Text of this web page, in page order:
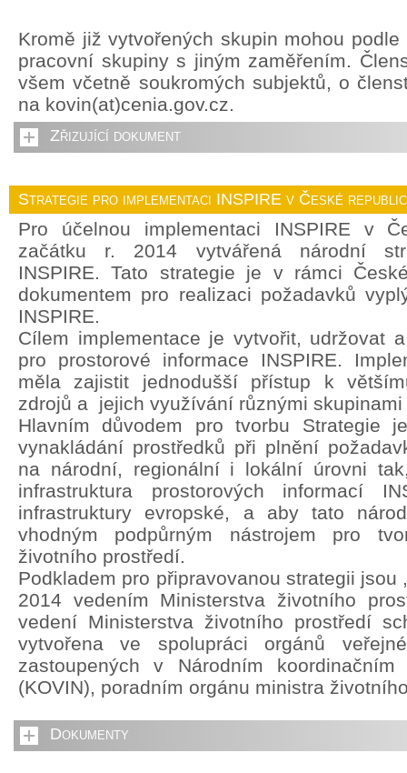
Kromě již vytvořených skupin mohou
pracovní skupiny s jiným zaměřením.
všem včetně soukromých subjektů, o
na kovin(at)cenia.gov.cz.
Zřizující dokument
Strategie pro implementaci INSPIRE v České
Pro účelnou implementaci INSPIRE v
začátku r. 2014 vytvářená národní
INSPIRE. Tato strategie je v rámci
dokumentem pro realizaci požadavků
INSPIRE.
Cílem implementace je vytvořit, udržovat
pro prostorové informace INSPIRE.
měla zajistit jednodušší přístup k
zdrojů a jejich využívání různými skupinami
Hlavním důvodem pro tvorbu Strategie
vynakládání prostředků při plnění
na národní, regionální i lokální úrovni
infrastruktura prostorových informací
infrastruktury evropské, a aby tato
vhodným podpůrným nástrojem pro
životního prostředí.
Podkladem pro připravovanou strategii jsou
2014 vedením Ministerstva životního
vedení Ministerstva životního prostředí
vytvořena ve spolupráci orgánů
zastoupených v Národním
(KOVIN), poradním orgánu ministra
Dokumenty